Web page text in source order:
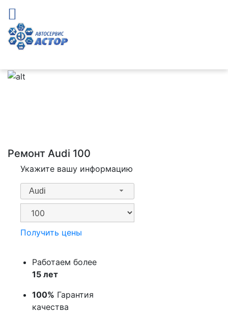
Ремонт Audi 100
Укажите вашу информацию
Audi
Получить цены
Работаем более
15 лет
100% Гарантия
качества